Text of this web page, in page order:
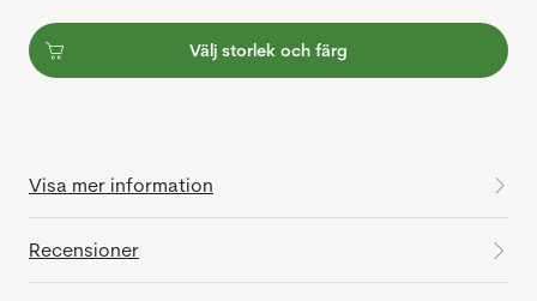
Välj storlek och färg
Visa mer information
Recensioner